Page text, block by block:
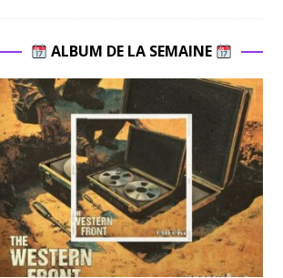
ALBUM DE LA SEMAINE